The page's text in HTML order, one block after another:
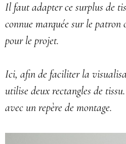
Il faut adapter ce surplus de
connue marquée sur le patron
pour le projet.
Ici, afin de faciliter la
utilise deux rectangles de
avec un repère de montage.